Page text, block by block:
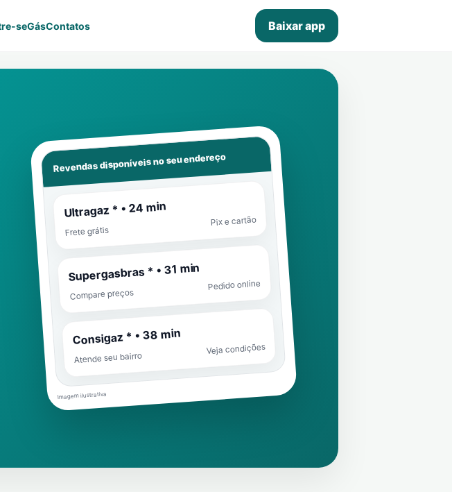
seGásContatos Baixar app
Revendas disponíveis no seu endereço
Ultragaz * • 24 min
Frete grátis
Pix e cartão
Supergasbras * • 31 min
Compare preços
Pedido online
Consigaz * • 38 min
Atende seu bairro
Veja condições
Imagem ilustrativa